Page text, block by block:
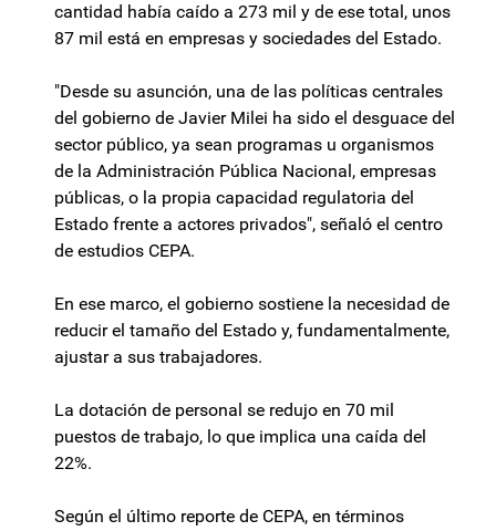
cantidad había caído a 273 mil y de ese total, unos
87 mil está en empresas y sociedades del Estado.
"Desde su asunción, una de las políticas centrales
del gobierno de Javier Milei ha sido el desguace del
sector público, ya sean programas u organismos
de la Administración Pública Nacional, empresas
públicas, o la propia capacidad regulatoria del
Estado frente a actores privados", señaló el centro
de estudios CEPA.
En ese marco, el gobierno sostiene la necesidad de
reducir el tamaño del Estado y, fundamentalmente,
ajustar a sus trabajadores.
La dotación de personal se redujo en 70 mil
puestos de trabajo, lo que implica una caída del
22%.
Según el último reporte de CEPA, en términos